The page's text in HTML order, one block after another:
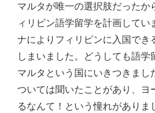
マルタが唯一の選択肢だったか
ィリピン語学留学を計画してい
ナによりフィリピンに入国でき
しまいました。どうしても語学
マルタという国にいきつきまし
ついては聞いたことがあり、ヨ
るなんて！という憧れがありま